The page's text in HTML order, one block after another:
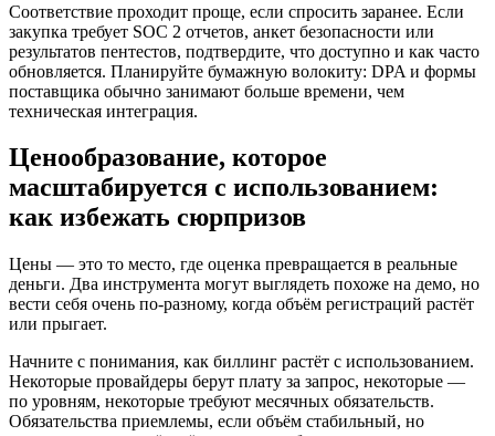
Соответствие проходит проще, если спросить заранее. Если
закупка требует SOC 2 отчетов, анкет безопасности или
результатов пентестов, подтвердите, что доступно и как часто
обновляется. Планируйте бумажную волокиту: DPA и формы
поставщика обычно занимают больше времени, чем
техническая интеграция.
Ценообразование, которое
масштабируется с использованием:
как избежать сюрпризов
Цены — это то место, где оценка превращается в реальные
деньги. Два инструмента могут выглядеть похоже на демо, но
вести себя очень по‑разному, когда объём регистраций растёт
или прыгает.
Начните с понимания, как биллинг растёт с использованием.
Некоторые провайдеры берут плату за запрос, некоторые —
по уровням, некоторые требуют месячных обязательств.
Обязательства приемлемы, если объём стабильный, но